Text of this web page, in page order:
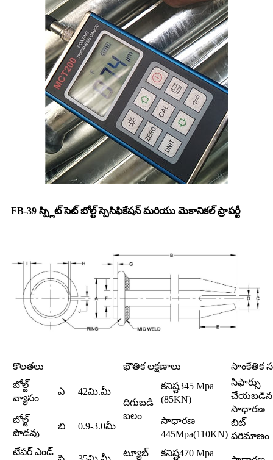
FB-39 స్ప్లిట్ సెట్ బోల్ట్ స్పెసిఫికేషన్ మరియు మెకానికల్ ప్రాపర్టీ
కొలతలు భౌతిక లక్షణాలు
సాంకేతిక
బోల్ట్
వ్యాసం
ఎ
42మి.మీ
దిగుబడి
బలం
కనిష్ట345 Mpa
(85KN)
సిఫార్సు
చేయబడిన
సాధారణ
బిట్
పరిమాణం
బోల్ట్
పొడవు
బి 0.9-3.0మీ
సాధారణ
445Mpa(110KN)
టేపర్ ఎండ్
ట్యూబ్ కనిష్ట470 Mpa